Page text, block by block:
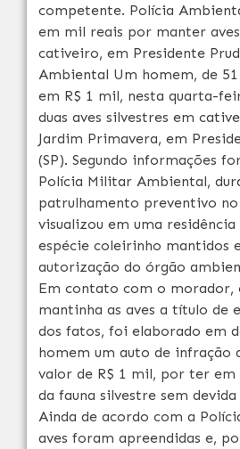
competente. Polícia
em mil reais por manter
cativeiro, em Presidente
Ambiental Um homem, de
em R$ 1 mil, nesta quarta-
duas aves silvestres em
Jardim Primavera, em
(SP). Segundo informações
Polícia Militar Ambiental,
patrulhamento preventivo
visualizou em uma residência
espécie coleirinho mantidos
autorização do órgão
Em contato com o morador,
mantinha as aves a título de
dos fatos, foi elaborado em
homem um auto de infração
valor de R$ 1 mil, por ter
da fauna silvestre sem
Ainda de acordo com a
aves foram apreendidas e,